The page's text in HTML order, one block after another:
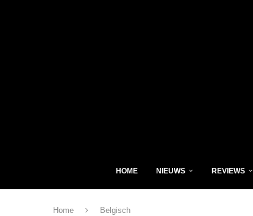
HOME NIEUWS REVIEWS
Home Belgisch